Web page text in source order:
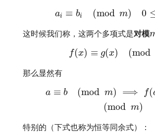
ai ≡ bi (mod m) 0
这时候我们称，这两个多项式是对模
f(x) ≡ g(x) (mod
那么显然有
a ≡ b (mod m) ⟹ f(
(mod m)
特别的（下式也称为恒等同余式）：